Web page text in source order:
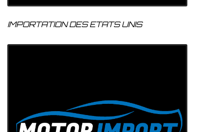
IMPORTATION DES ETATS UNIS